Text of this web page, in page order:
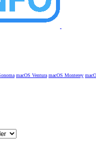
macOS Ventura macOS Monterey